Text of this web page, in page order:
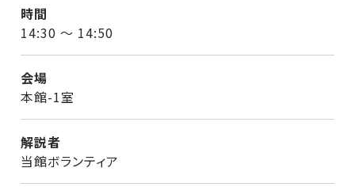
時間
14:30 ～ 14:50
会場
本館-1室
解説者
当館ボランティア